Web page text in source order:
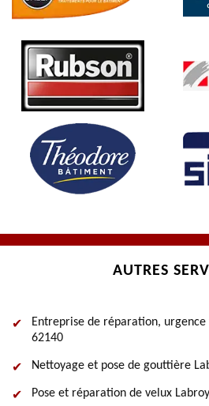
AUTRES
Entreprise de réparation,
62140
Nettoyage et pose de gouttière
Pose et réparation de velux